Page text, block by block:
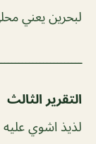
لبحرين يعني
التقرير الثالث
لذيذ اشوي عليه